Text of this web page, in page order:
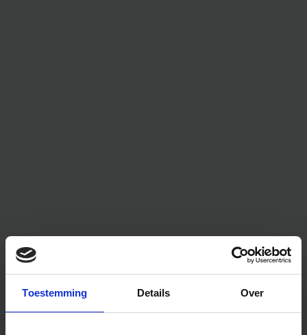
Toestemming Details Over